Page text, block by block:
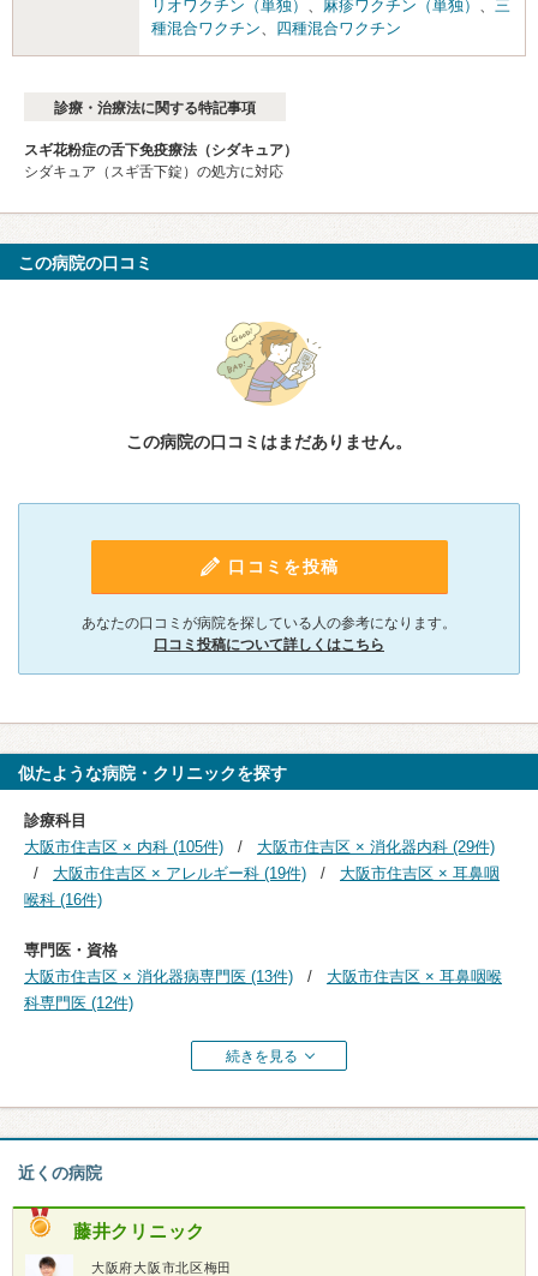
リオワクチン（単独） 麻疹ワクチン（単独）
三
種混合ワクチン
四種混合ワクチン
診療・治療法に関する特記事項
スギ花粉症の舌下免疫療法（シダキュア）
シダキュア（スギ舌下錠）の処方に対応
この病院の口コミ
この病院の口コミはまだありません。
口コミを投稿
あなたの口コミが病院を探している人の参考になります。
口コミ投稿について詳しくはこちら
似たような病院・クリニックを探す
診療科目
大阪市住吉区 × 内科 (105件)
大阪市住吉区 × 消化器内科 (29件)
大阪市住吉区 × アレルギー科 (19件)
大阪市住吉区 × 耳鼻咽
喉科 (16件)
専門医・資格
大阪市住吉区 × 消化器病専門医 (13件)
大阪市住吉区 × 耳鼻咽喉
科専門医 (12件)
続きを見る
近くの病院
藤井クリニック
大阪府大阪市北区梅田